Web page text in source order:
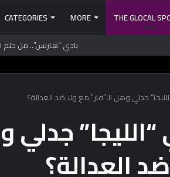
CATEGORIES MORE THE GLOCAL
كل حاجة محتاج تعرفها عن طرابزون
جدلي وهل الـ”فار” مع ولا ضد العدالة؟
“الليجا”
العدالة؟